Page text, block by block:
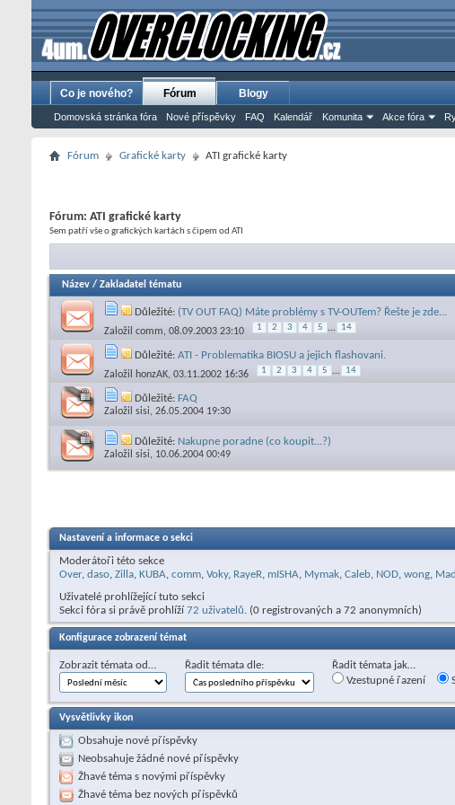
Co je nového? Fórum
Domovská stránka fóra Nové příspěvky FAQ Kalendář Komunita Akce fóra
Blogy
Fórum Grafické karty ATI grafické karty
Fórum: ATI grafické karty
Sem patří vše o grafických kartách s čipem od ATI
Název / Zakladatel tématu
Důležité: (TV OUT FAQ) Máte problémy s TV-OUTem? Řešte je zde...
Založil comm, 08.09.2003 23:10 1 2 3 4 5 ... 14
Důležité: ATI - Problematika BIOSU a jejich flashovani.
Založil honzAK, 03.11.2002 16:36 1 2 3 4 5 ... 14
Důležité: FAQ
Založil sisi, 26.05.2004 19:30
Důležité: Nakupne poradne (co koupit...?)
Založil sisi, 10.06.2004 00:49
Nastavení a informace o sekci
Moderátoři této sekce
Over, daso, Zilla, KUBA, comm, Voky, RayeR, mISHA, Mymak, Caleb, NOD, wong,
Uživatelé prohlížející tuto sekci
Sekci fóra si právě prohlíží72 uživatelů. (0 registrovaných a 72 anonymních)
Konfigurace zobrazení témat
Zobrazit témata od… Řadit témata dle:
Řadit témata jak…
Vzestupné řazení
Vysvětlivky ikon
Obsahuje nové příspěvky
Neobsahuje žádné nové příspěvky
Žhavé téma s novými příspěvky
Žhavé téma bez nových příspěvků